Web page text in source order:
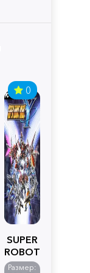
0
SUPER
ROBOT
WARS
Размер: